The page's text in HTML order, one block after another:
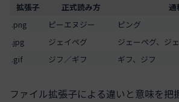
拡張子 正式読み方
通
.png
ピーエヌジー
ピング
.jpg
ジェイペグ
ジェーペグ、ジ
.gif
ジフ／ギフ ギフ、ジフ
ファイル拡張子による違いと意味を把